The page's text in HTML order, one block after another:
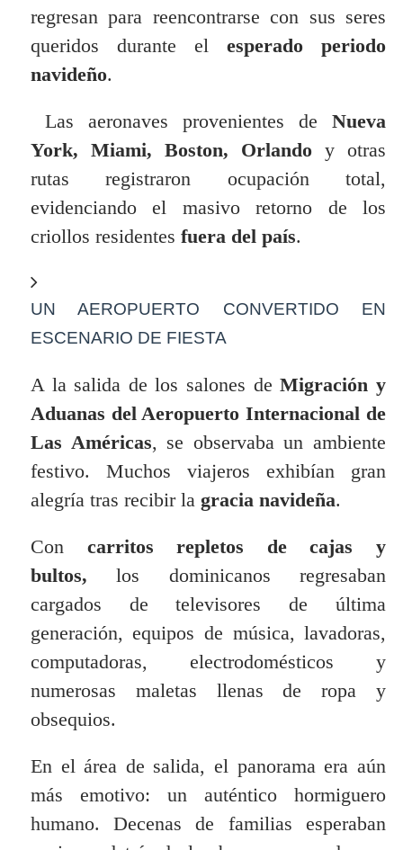
regresan para reencontrarse con sus seres
queridos durante elesperado periodo
navideño.
Las aeronaves provenientes deNueva
York, Miami, Boston, Orlando y otras
rutas registraron ocupación total,
evidenciando el masivo retorno de los
criollos residentes fuera del país.
UN AEROPUERTO CONVERTIDO EN
ESCENARIO DE FIESTA
A la salida de los salones deMigración y
Aduanas del Aeropuerto Internacional de
Las Américas, se observaba un ambiente
festivo. Muchos viajeros exhibían gran
alegría tras recibir la gracia navideña.
Con carritos repletos de cajas y
bultos, los dominicanos regresaban
cargados de televisores de última
generación, equipos de música, lavadoras,
computadoras, electrodomésticos y
numerosas maletas llenas de ropa y
obsequios.
En el área de salida, el panorama era aún
más emotivo: un auténtico hormiguero
humano. Decenas de familias esperaban